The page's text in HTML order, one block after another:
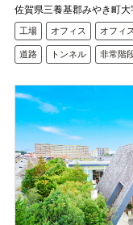
佐賀県三養基郡みやき町
工場 オフィス オフィ
道路 トンネル 非常階